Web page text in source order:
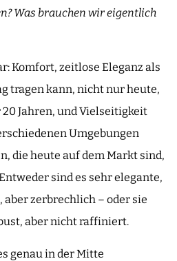
Was brauchen wir eigentlich
Komfort, zeitlose Eleganz als
tragen kann, nicht nur heute,
20 Jahren, und Vielseitigkeit
Umgebungen
die heute auf dem Markt sind,
sind es sehr elegante,
zerbrechlich – oder sie
aber nicht raffiniert.
genau in der Mitte